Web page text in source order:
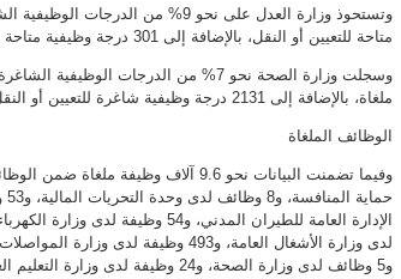
متاحة للتعيين أو النقل، بالإضافة إلى 301 درجة وظيفية متاحة للترقيات.
ملغاة، بالإضافة إلى 2131 درجة وظيفية شاغرة للتعيين أو النقل.
الوظائف الملغاة
وفيما تضمنت البيانات نحو 9.6 آلاف